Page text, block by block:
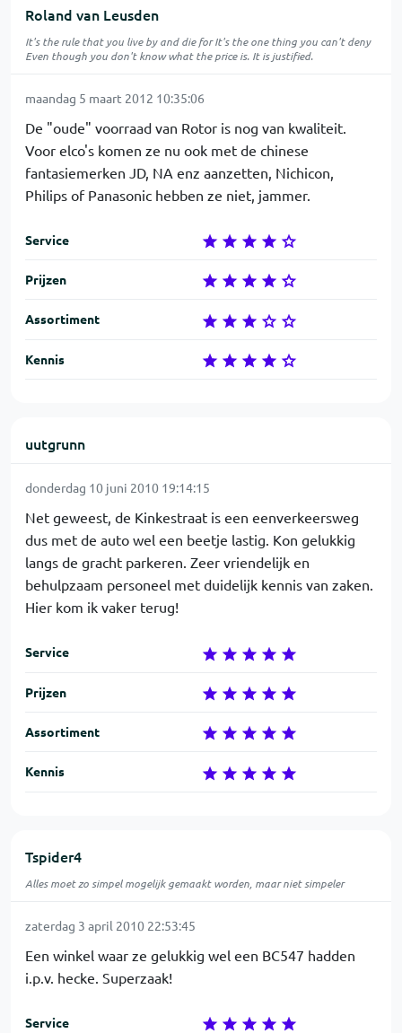
Roland van Leusden
It's the rule that you live by and die for It's the one thing you can't deny
Even though you don't know what the price is. It is justified.
maandag 5 maart 2012 10:35:06
De "oude" voorraad van Rotor is nog van kwaliteit.
Voor elco's komen ze nu ook met de chinese
fantasiemerken JD, NA enz aanzetten, Nichicon,
Philips of Panasonic hebben ze niet, jammer.
Service
Prijzen
Assortiment
Kennis
uutgrunn
donderdag 10 juni 2010 19:14:15
Net geweest, de Kinkestraat is een eenverkeersweg
dus met de auto wel een beetje lastig. Kon gelukkig
langs de gracht parkeren. Zeer vriendelijk en
behulpzaam personeel met duidelijk kennis van zaken.
Hier kom ik vaker terug!
Service
Prijzen
Assortiment
Kennis
Tspider4
Alles moet zo simpel mogelijk gemaakt worden, maar niet simpeler
zaterdag 3 april 2010 22:53:45
Een winkel waar ze gelukkig wel een BC547 hadden
i.p.v. hecke. Superzaak!
Service